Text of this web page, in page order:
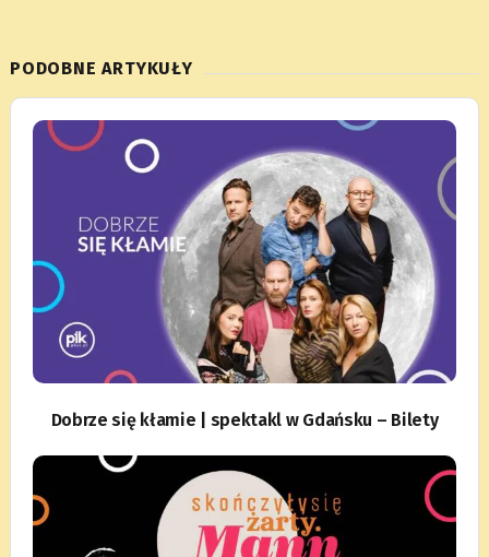
PODOBNE ARTYKUŁY
Dobrze się kłamie | spektakl w Gdańsku – Bilety